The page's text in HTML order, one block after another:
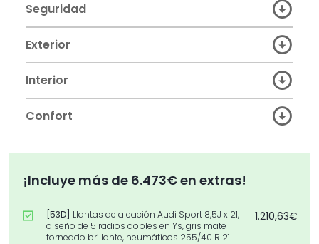
Seguridad
Exterior
Interior
Confort
¡Incluye más de 6.473€ en extras!
[53D] Llantas de aleación Audi Sport 8,5J x 21,
diseño de 5 radios dobles en Ys, gris mate
torneado brillante, neumáticos 255/40 R 21
1.210,63€